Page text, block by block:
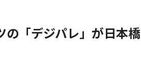
の「デジパレ」が日本橋